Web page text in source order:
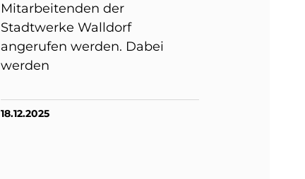
Mitarbeitenden der
Stadtwerke Walldorf
angerufen werden. Dabei
werden
18.12.2025